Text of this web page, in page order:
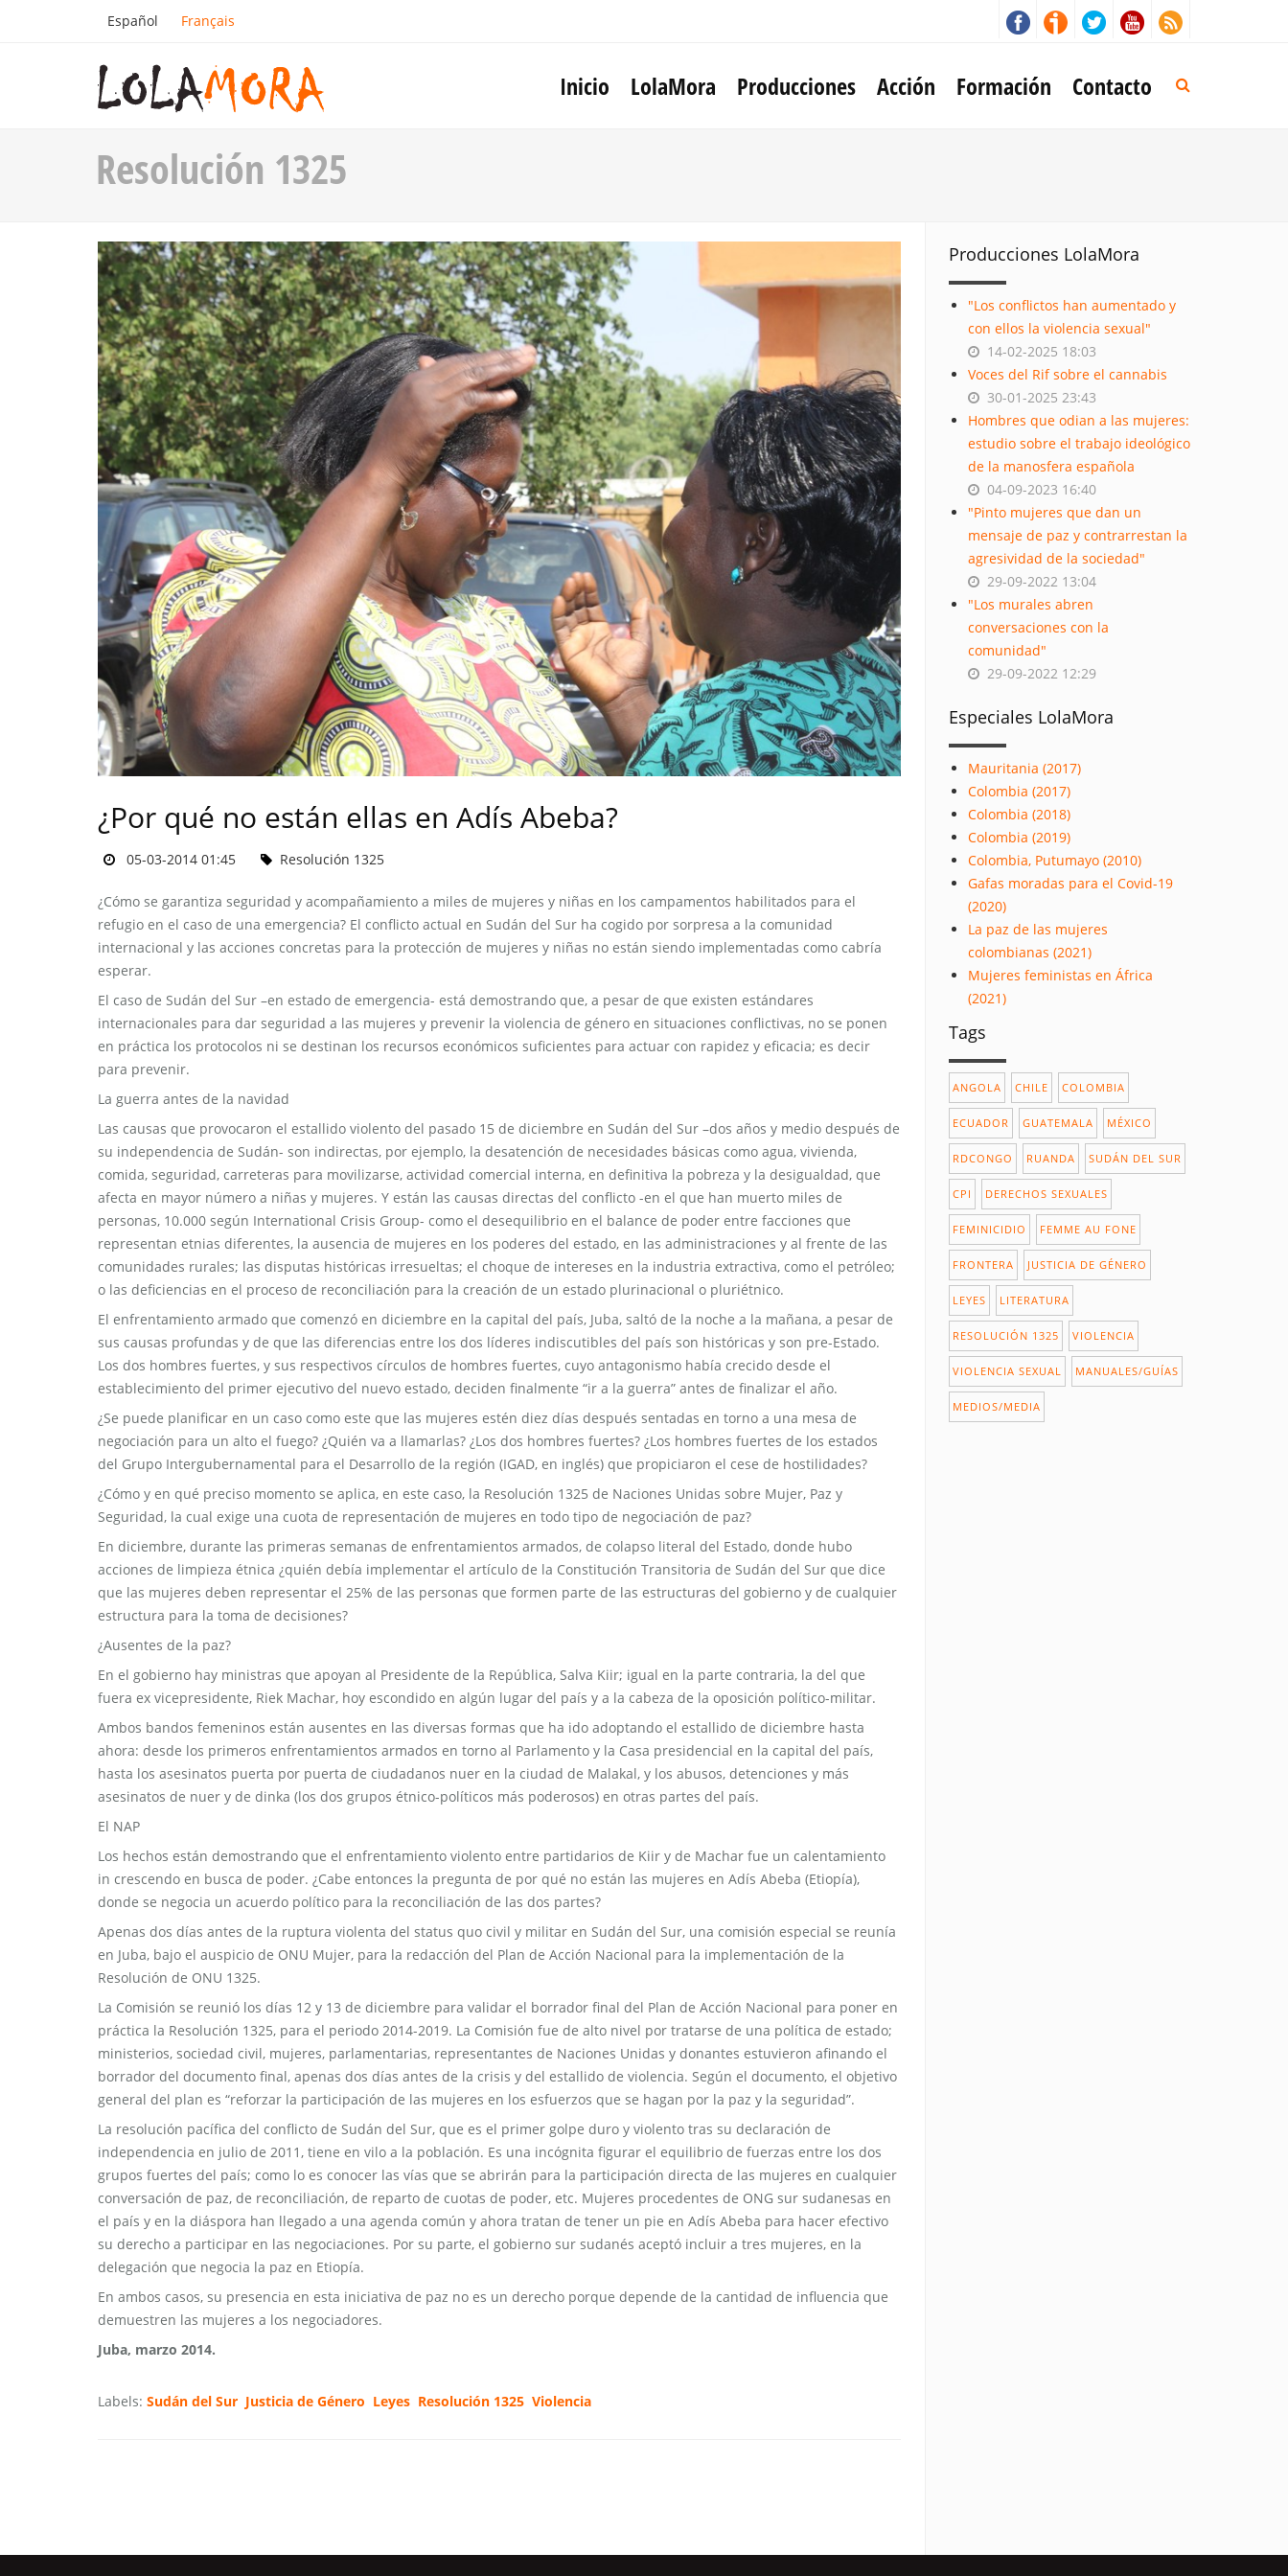
Español Français
Inicio LolaMora Producciones Acción Formación Contacto
Resolución 1325
¿Por qué no están ellas en Adís Abeba?
05-03-2014 01:45 Resolución 1325
¿Cómo se garantiza seguridad y acompañamiento a miles de mujeres y niñas en los campamentos habilitados para el
refugio en el caso de una emergencia? El conflicto actual en Sudán del Sur ha cogido por sorpresa a la comunidad
internacional y las acciones concretas para la protección de mujeres y niñas no están siendo implementadas como cabría
esperar.
El caso de Sudán del Sur –en estado de emergencia- está demostrando que, a pesar de que existen estándares
internacionales para dar seguridad a las mujeres y prevenir la violencia de género en situaciones conflictivas, no se ponen
en práctica los protocolos ni se destinan los recursos económicos suficientes para actuar con rapidez y eficacia; es decir
para prevenir.
La guerra antes de la navidad
Las causas que provocaron el estallido violento del pasado 15 de diciembre en Sudán del Sur –dos años y medio después de
su independencia de Sudán- son indirectas, por ejemplo, la desatención de necesidades básicas como agua, vivienda,
comida, seguridad, carreteras para movilizarse, actividad comercial interna, en definitiva la pobreza y la desigualdad, que
afecta en mayor número a niñas y mujeres. Y están las causas directas del conflicto -en el que han muerto miles de
personas, 10.000 según International Crisis Group- como el desequilibrio en el balance de poder entre facciones que
representan etnias diferentes, la ausencia de mujeres en los poderes del estado, en las administraciones y al frente de las
comunidades rurales; las disputas históricas irresueltas; el choque de intereses en la industria extractiva, como el petróleo;
o las deficiencias en el proceso de reconciliación para la creación de un estado plurinacional o pluriétnico.
El enfrentamiento armado que comenzó en diciembre en la capital del país, Juba, saltó de la noche a la mañana, a pesar de
sus causas profundas y de que las diferencias entre los dos líderes indiscutibles del país son históricas y son pre-Estado.
Los dos hombres fuertes, y sus respectivos círculos de hombres fuertes, cuyo antagonismo había crecido desde el
establecimiento del primer ejecutivo del nuevo estado, deciden finalmente “ir a la guerra” antes de finalizar el año.
¿Se puede planificar en un caso como este que las mujeres estén diez días después sentadas en torno a una mesa de
negociación para un alto el fuego? ¿Quién va a llamarlas? ¿Los dos hombres fuertes? ¿Los hombres fuertes de los estados
del Grupo Intergubernamental para el Desarrollo de la región (IGAD, en inglés) que propiciaron el cese de hostilidades?
¿Cómo y en qué preciso momento se aplica, en este caso, la Resolución 1325 de Naciones Unidas sobre Mujer, Paz y
Seguridad, la cual exige una cuota de representación de mujeres en todo tipo de negociación de paz?
En diciembre, durante las primeras semanas de enfrentamientos armados, de colapso literal del Estado, donde hubo
acciones de limpieza étnica ¿quién debía implementar el artículo de la Constitución Transitoria de Sudán del Sur que dice
que las mujeres deben representar el 25% de las personas que formen parte de las estructuras del gobierno y de cualquier
estructura para la toma de decisiones?
¿Ausentes de la paz?
En el gobierno hay ministras que apoyan al Presidente de la República, Salva Kiir; igual en la parte contraria, la del que
fuera ex vicepresidente, Riek Machar, hoy escondido en algún lugar del país y a la cabeza de la oposición político-militar.
Ambos bandos femeninos están ausentes en las diversas formas que ha ido adoptando el estallido de diciembre hasta
ahora: desde los primeros enfrentamientos armados en torno al Parlamento y la Casa presidencial en la capital del país,
hasta los asesinatos puerta por puerta de ciudadanos nuer en la ciudad de Malakal, y los abusos, detenciones y más
asesinatos de nuer y de dinka (los dos grupos étnico-políticos más poderosos) en otras partes del país.
El NAP
Los hechos están demostrando que el enfrentamiento violento entre partidarios de Kiir y de Machar fue un calentamiento
in crescendo en busca de poder. ¿Cabe entonces la pregunta de por qué no están las mujeres en Adís Abeba (Etiopía),
donde se negocia un acuerdo político para la reconciliación de las dos partes?
Apenas dos días antes de la ruptura violenta del status quo civil y militar en Sudán del Sur, una comisión especial se reunía
en Juba, bajo el auspicio de ONU Mujer, para la redacción del Plan de Acción Nacional para la implementación de la
Resolución de ONU 1325.
La Comisión se reunió los días 12 y 13 de diciembre para validar el borrador final del Plan de Acción Nacional para poner en
práctica la Resolución 1325, para el periodo 2014-2019. La Comisión fue de alto nivel por tratarse de una política de estado;
ministerios, sociedad civil, mujeres, parlamentarias, representantes de Naciones Unidas y donantes estuvieron afinando el
borrador del documento final, apenas dos días antes de la crisis y del estallido de violencia. Según el documento, el objetivo
general del plan es “reforzar la participación de las mujeres en los esfuerzos que se hagan por la paz y la seguridad”.
La resolución pacífica del conflicto de Sudán del Sur, que es el primer golpe duro y violento tras su declaración de
independencia en julio de 2011, tiene en vilo a la población. Es una incógnita figurar el equilibrio de fuerzas entre los dos
grupos fuertes del país; como lo es conocer las vías que se abrirán para la participación directa de las mujeres en cualquier
conversación de paz, de reconciliación, de reparto de cuotas de poder, etc. Mujeres procedentes de ONG sur sudanesas en
el país y en la diáspora han llegado a una agenda común y ahora tratan de tener un pie en Adís Abeba para hacer efectivo
su derecho a participar en las negociaciones. Por su parte, el gobierno sur sudanés aceptó incluir a tres mujeres, en la
delegación que negocia la paz en Etiopía.
En ambos casos, su presencia en esta iniciativa de paz no es un derecho porque depende de la cantidad de influencia que
demuestren las mujeres a los negociadores.
Juba, marzo 2014.
Labels: Sudán del Sur Justicia de Género Leyes Resolución 1325 Violencia
Producciones LolaMora
"Los conflictos han aumentado y
con ellos la violencia sexual"
14-02-2025 18:03
Voces del Rif sobre el cannabis
30-01-2025 23:43
Hombres que odian a las mujeres:
estudio sobre el trabajo ideológico
de la manosfera española
04-09-2023 16:40
"Pinto mujeres que dan un
mensaje de paz y contrarrestan la
agresividad de la sociedad"
29-09-2022 13:04
"Los murales abren
conversaciones con la
comunidad"
29-09-2022 12:29
Especiales LolaMora
Mauritania (2017)
Colombia (2017)
Colombia (2018)
Colombia (2019)
Colombia, Putumayo (2010)
Gafas moradas para el Covid-19
(2020)
La paz de las mujeres
colombianas (2021)
Mujeres feministas en África
(2021)
Tags
ANGOLA CHILE COLOMBIA
ECUADOR GUATEMALA MÉXICO
RDCONGO RUANDA SUDÁN DEL SUR
CPI DERECHOS SEXUALES
FEMINICIDIO FEMME AU FONE
FRONTERA JUSTICIA DE GÉNERO
LEYES LITERATURA
RESOLUCIÓN 1325 VIOLENCIA
VIOLENCIA SEXUAL MANUALES/GUÍAS
MEDIOS/MEDIA